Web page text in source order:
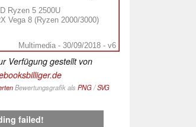
Ryzen 5 2500U
Vega 8 (Ryzen 2000/3000)
Multimedia - 30/09/2018 - v6
Verfügung gestellt von
Bewertungsgrafik als PNG/SVG
failed!